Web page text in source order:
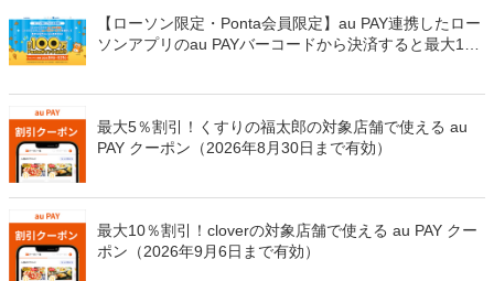
【ローソン限定・Ponta会員限定】au PAY連携したロー
ソンアプリのau PAYバーコードから決済すると最大100
最大5％割引！くすりの福太郎の対象店舗で使える au
PAY クーポン（2026年8月30日まで有効）
最大10％割引！cloverの対象店舗で使える au PAY クー
ポン（2026年9月6日まで有効）